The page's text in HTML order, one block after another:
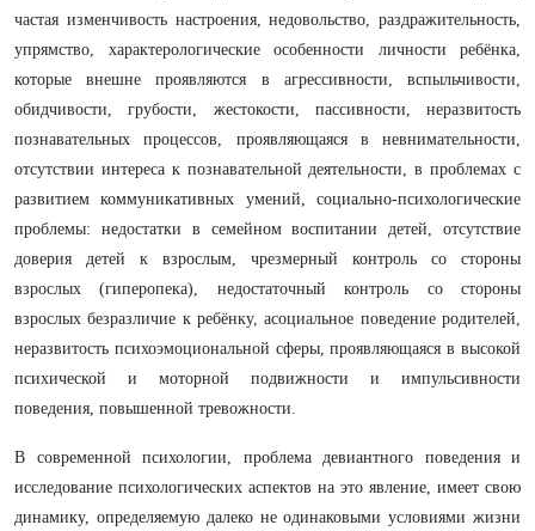
частая изменчивость настроения, недовольство, раздражительность,
упрямство, характерологические особенности личности ребёнка,
которые внешне проявляются в агрессивности, вспыльчивости,
обидчивости, грубости, жестокости, пассивности, неразвитость
познавательных процессов, проявляющаяся в невнимательности,
отсутствии интереса к познавательной деятельности, в проблемах с
развитием коммуникативных умений, социально-психологические
проблемы: недостатки в семейном воспитании детей, отсутствие
доверия детей к взрослым, чрезмерный контроль со стороны
взрослых (гиперопека), недостаточный контроль со стороны
взрослых безразличие к ребёнку, асоциальное поведение родителей,
неразвитость психоэмоциональной сферы, проявляющаяся в высокой
психической и моторной подвижности и импульсивности
поведения, повышенной тревожности.
В современной психологии, проблема девиантного поведения и
исследование психологических аспектов на это явление, имеет свою
динамику, определяемую далеко не одинаковыми условиями жизни